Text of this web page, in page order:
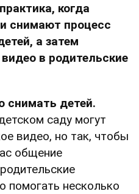
когда
снимают процесс
а затем
в родительские
снимать детей.
саду могут
видео, но так, чтобы
общение
помогать несколько